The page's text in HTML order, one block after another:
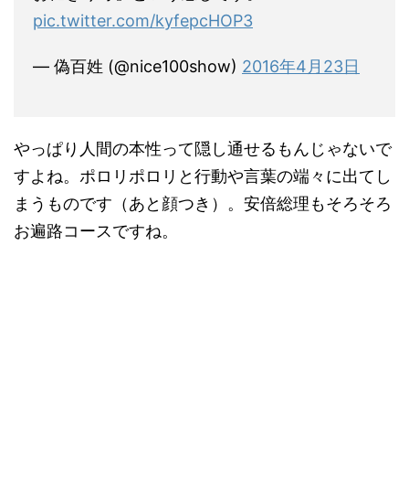
pic.twitter.com/kyfepcHOP3
— 偽百姓 (@nice100show) 2016年4月23日
やっぱり人間の本性って隠し通せるもんじゃないで
すよね。ポロリポロリと行動や言葉の端々に出てし
まうものです（あと顔つき）。安倍総理もそろそろ
お遍路コースですね。